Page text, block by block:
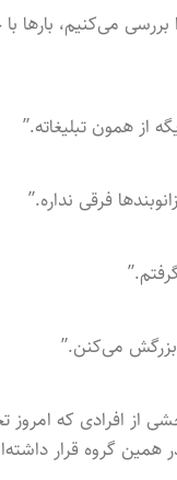
بررسی می‌کنیم، بارها
از همون تبلیغاته.”
فرقی نداره.”
می‌کنن.”
از افرادی که امروز
همین گروه قرار